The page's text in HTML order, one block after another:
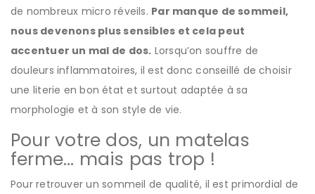
de nombreux micro réveils. Par manque de sommeil,
nous devenons plus sensibles et cela peut
accentuer un mal de dos. Lorsqu’on souffre de
douleurs inflammatoires, il est donc conseillé de choisir
une literie en bon état et surtout adaptée à sa
morphologie et à son style de vie.
Pour votre dos, un matelas
ferme… mais pas trop !
Pour retrouver un sommeil de qualité, il est primordial de